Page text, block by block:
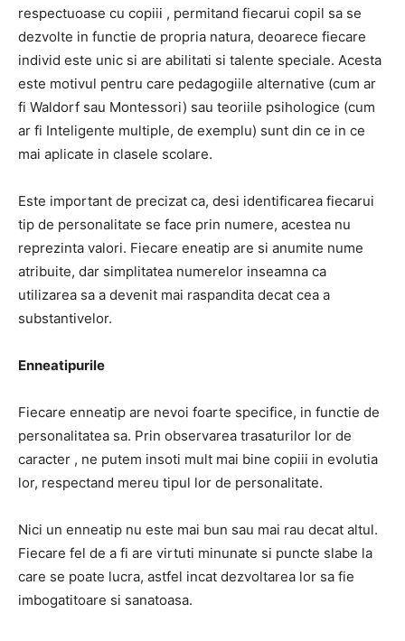
respectuoase cu copiii , permitand fiecarui copil sa se
dezvolte in functie de propria natura, deoarece fiecare
individ este unic si are abilitati si talente speciale. Acesta
este motivul pentru care pedagogiile alternative (cum ar
fi Waldorf sau Montessori) sau teoriile psihologice (cum
ar fi Inteligente multiple, de exemplu) sunt din ce in ce
mai aplicate in clasele scolare.
Este important de precizat ca, desi identificarea fiecarui
tip de personalitate se face prin numere, acestea nu
reprezinta valori. Fiecare eneatip are si anumite nume
atribuite, dar simplitatea numerelor inseamna ca
utilizarea sa a devenit mai raspandita decat cea a
substantivelor.
Enneatipurile
Fiecare enneatip are nevoi foarte specifice, in functie de
personalitatea sa. Prin observarea trasaturilor lor de
caracter , ne putem insoti mult mai bine copiii in evolutia
lor, respectand mereu tipul lor de personalitate.
Nici un enneatip nu este mai bun sau mai rau decat altul.
Fiecare fel de a fi are virtuti minunate si puncte slabe la
care se poate lucra, astfel incat dezvoltarea lor sa fie
imbogatitoare si sanatoasa.